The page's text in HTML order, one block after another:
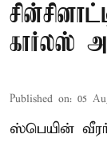
கார்லஸ்
Published on: 05
ஸ்பெயின்